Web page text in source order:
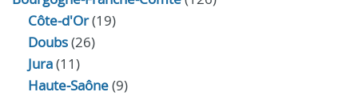
Côte-d'Or(19)
Doubs(26)
Jura(11)
Haute‑Saône(9)